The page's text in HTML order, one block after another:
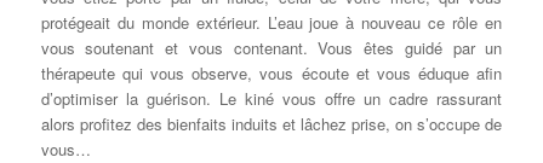
protégeait du monde extérieur. L’eau joue à nouveau ce rôle en
vous soutenant et vous contenant. Vous êtes guidé par un
thérapeute qui vous observe, vous écoute et vous éduque afin
d’optimiser la guérison. Le kiné vous offre un cadre rassurant
alors profitez des bienfaits induits et lâchez prise, on s’occupe de
vous…